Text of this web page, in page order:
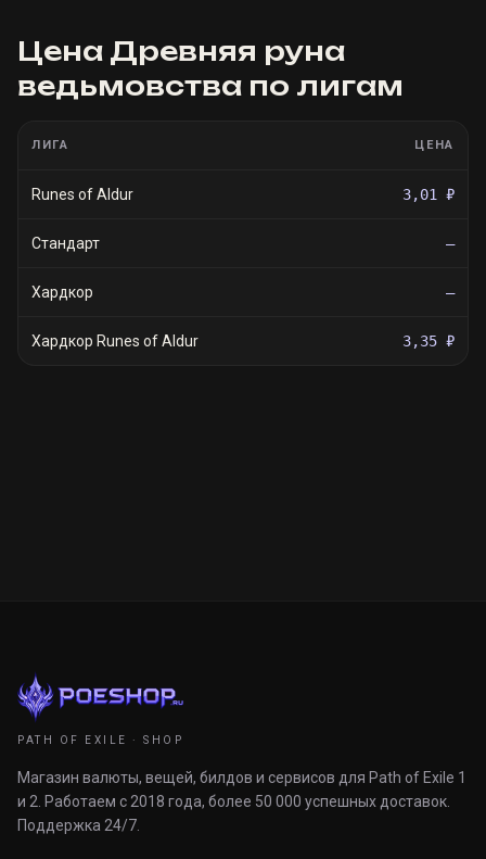
Цена Древняя руна
ведьмовства по лигам
ЛИГА ЦЕНА
Runes of Aldur 3,01 ₽
Стандарт —
Хардкор —
Хардкор Runes of Aldur 3,35 ₽
PATH OF EXILE · SHOP
Магазин валюты, вещей, билдов и сервисов для Path of Exile 1
и 2. Работаем с 2018 года, более 50 000 успешных доставок.
Поддержка 24/7.